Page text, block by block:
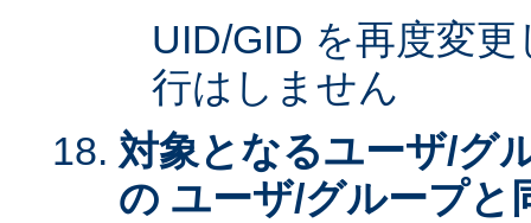
UID/GID を再度変
行はしません
対象となるユーザ/グ
の ユーザ/グループと